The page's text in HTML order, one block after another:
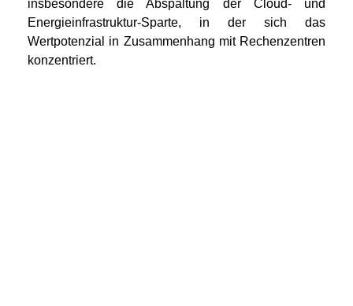
insbesondere die Abspaltung der Cloud- und
Energieinfrastruktur-Sparte, in der sich das
Wertpotenzial in Zusammenhang mit Rechenzentren
konzentriert.